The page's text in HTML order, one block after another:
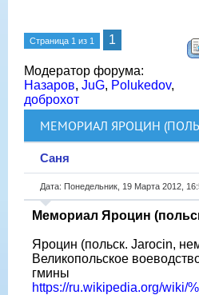
Страница 1 из 1 1
Модератор форума:
Назаров, JuG, Polukedov,
доброхот
МЕМОРИАЛ ЯРОЦИН
Саня
Дата: Понедельник, 19 Марта 2012,
Мемориал Яроцин
Яроцин (польск. Jarocin,
Великопольское
гмины
https://ru.wikipedia.org/wiki/